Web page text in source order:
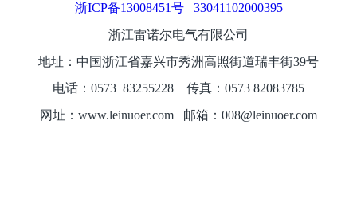
浙ICP备13008451号
33041102000395
浙江雷诺尔电气有限公司
地址：中国浙江省嘉兴市秀洲高照街道瑞丰街39号
电话：0573 83255228
传真：0573 82083785
网址：www.leinuoer.com 邮箱：008@leinuoer.com